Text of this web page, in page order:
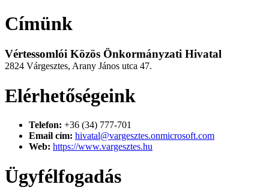
Címünk
Vértessomlói Közös Önkormányzati Hivatal
2824 Várgesztes, Arany János utca 47.
Elérhetőségeink
Telefon: +36 (34) 777-701
Email cím: hivatal@vargesztes.onmicrosoft.com
Web: https://www.vargesztes.hu
Ügyfélfogadás